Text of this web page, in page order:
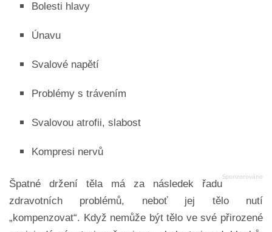
Bolesti hlavy
Únavu
Svalové napětí
Problémy s trávením
Svalovou atrofii, slabost
Kompresi nervů
Špatné držení těla má za následek řadu
zdravotních problémů, neboť jej tělo nutí
„kompenzovat“. Když nemůže být tělo ve své přirozené